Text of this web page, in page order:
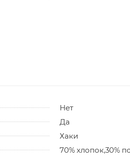
Нет
Да
Хаки
70% хлопок,30%